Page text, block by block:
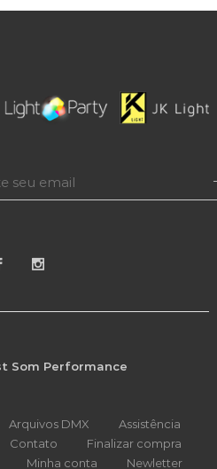
Som Performance
Arquivos DMX
Assistência
Contato
Finalizar compra
Minha conta Newletter